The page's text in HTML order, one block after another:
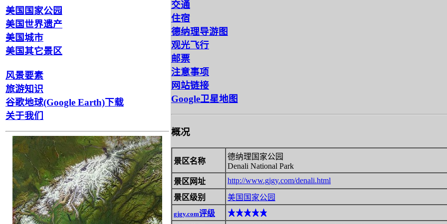
美国国家公园
美国世界遗产
美国城市
美国其它景区
风景要素
旅游知识
谷歌地球(Google Earth)下载
关于我们
交通
住宿
德纳理导游图
观光飞行
邮票
注意事项
网站链接
Google卫星地图
概况
景区名称
德纳理国家公园
Denali National Park
景区网址
http://www.gjgy.com/denali.html
景区级别
美国国家公园
gjgy.com评级